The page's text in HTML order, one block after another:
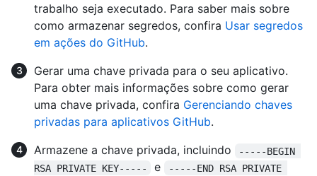
trabalho seja executado. Para saber mais sobre
como armazenar segredos, confira Usar segredos
em ações do GitHub.
Gerar uma chave privada para o seu aplicativo.
Para obter mais informações sobre como gerar
uma chave privada, confira Gerenciando chaves
privadas para aplicativos GitHub.
Armazene a chave privada, incluindo
-----BEGIN
RSA PRIVATE KEY-----
e
-----END RSA PRIVATE